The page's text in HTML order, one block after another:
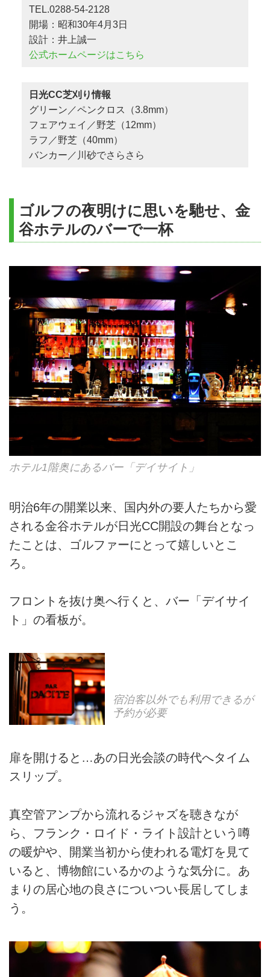
TEL.0288-54-2128
開場：昭和30年4月3日
設計：井上誠一
公式ホームページはこちら
日光CC芝刈り情報
グリーン／ペンクロス（3.8mm）
フェアウェイ／野芝（12mm）
ラフ／野芝（40mm）
バンカー／川砂でさらさら
ゴルフの夜明けに思いを馳せ、金
谷ホテルのバーで一杯
ホテル1階奥にあるバー「デイサイト」
明治6年の開業以来、国内外の要人たちから愛
される金谷ホテルが日光CC開設の舞台となっ
たことは、ゴルファーにとって嬉しいとこ
ろ。
フロントを抜け奥へ行くと、バー「デイサイ
ト」の看板が。
宿泊客以外でも利用できるが
予約が必要
扉を開けると…あの日光会談の時代へタイム
スリップ。
真空管アンプから流れるジャズを聴きなが
ら、フランク・ロイド・ライト設計という噂
の暖炉や、開業当初から使われる電灯を見て
いると、博物館にいるかのような気分に。あ
まりの居心地の良さについつい長居してしま
う。